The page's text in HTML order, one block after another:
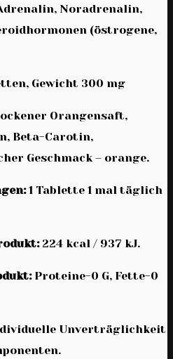
Noradrenalin,
(östrogene,
Gewicht 300 mg
Orangensaft,
Beta-Carotin,
Geschmack – orange.
1 Tablette 1 mal täglich
224 kcal / 937 kJ.
Proteine-0 G, Fette-0
Unverträglichkeit